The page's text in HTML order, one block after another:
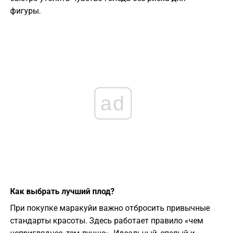
фигуры.
ad
Как выбрать лучший плод?
При покупке маракуйи важно отбросить привычные
стандарты красоты. Здесь работает правило «чем